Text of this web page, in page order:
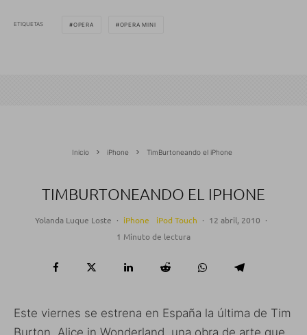
ETIQUETAS OPERA OPERA MINI
Inicio iPhone TimBurtoneando el iPhone
TIMBURTONEANDO EL IPHONE
Yolanda Luque Loste · iPhone iPod Touch · 12 abril, 2010 ·
1 Minuto de lectura
Este viernes se estrena en España la última de Tim
Burton, Alice in Wonderland, una obra de arte que